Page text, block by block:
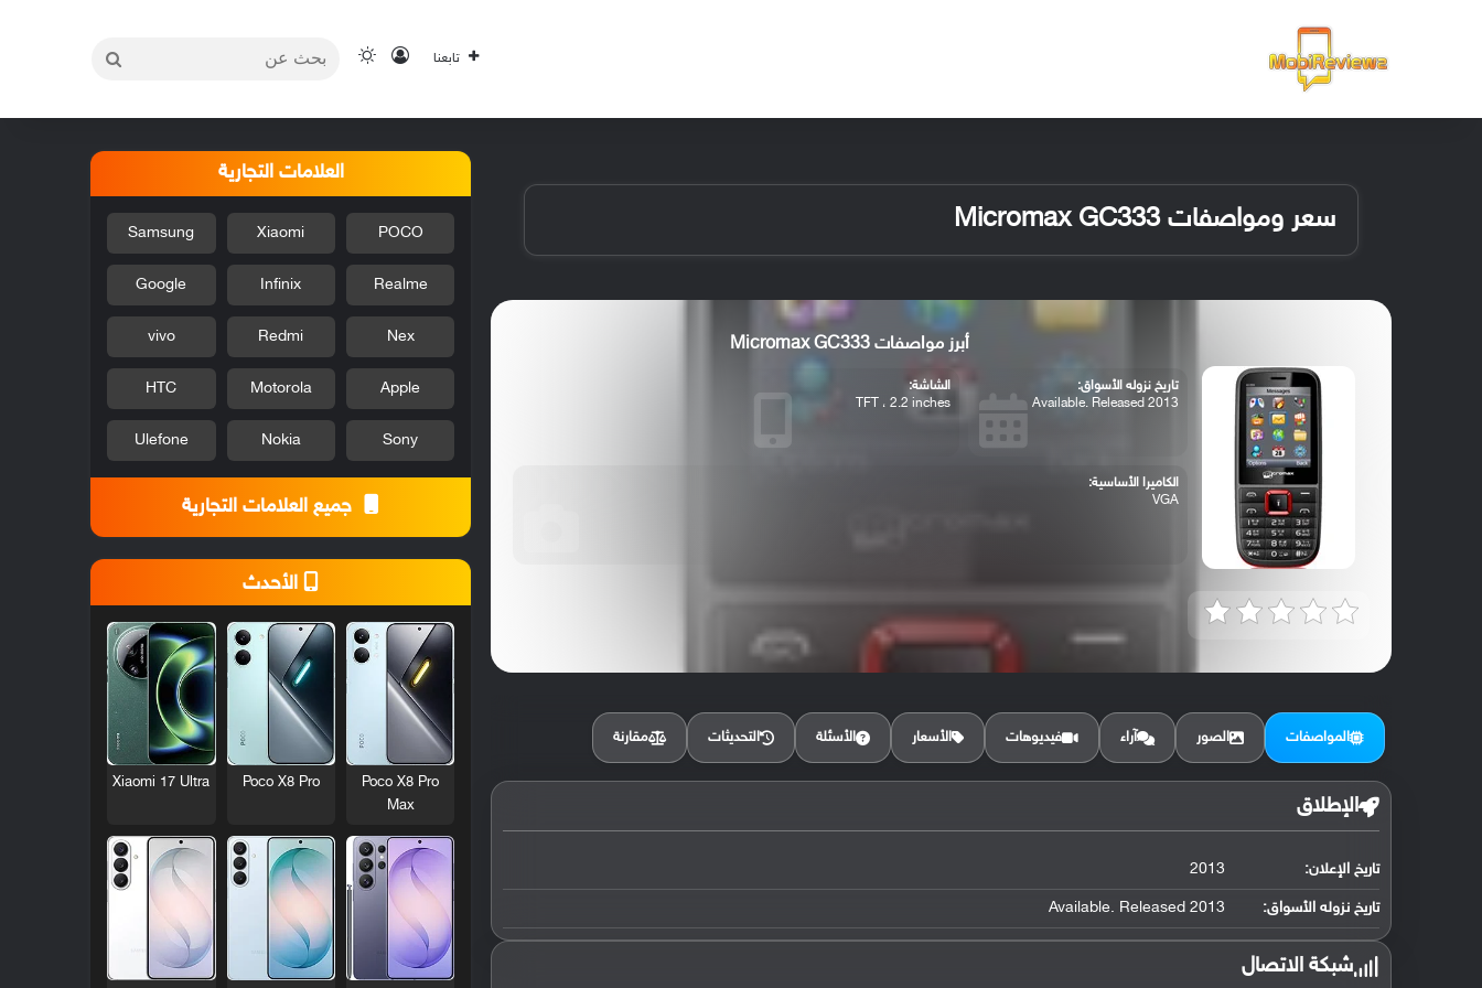
تابعنا تسجيل الدخول
الوضع المظلم
سعر ومواصفات Micromax GC333
أبرز مواصفات Micromax GC333
تاريخ نزوله الأسواق:
Available. Released 2013
الشاشة:
TFT ، 2.2 inches
الكاميرا الأساسية:
VGA
المواصفات الصور آراء فيديوهات الأسعار الأسئلة التحديثات مقارنة
الإطلاق
تاريخ الإعلان: 2013
تاريخ نزوله الأسواق: Available. Released 2013
شبكة الاتصال
العلامات التجارية
POCO
Xiaomi
Samsung
Realme
Infinix
Google
Nex
Redmi
vivo
Apple
Motorola
HTC
Sony
Nokia
Ulefone
جميع العلامات التجارية
الأحدث
Poco X8 Pro
Max
Poco X8 Pro
Xiaomi 17 Ultra